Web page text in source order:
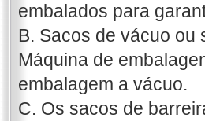
embalados para
B. Sacos de vácuo ou
Máquina de
embalagem a vácuo.
C. Os sacos de